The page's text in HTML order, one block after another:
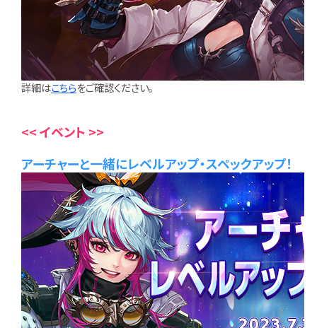
詳細はこちらをご確認ください。
<< イベント >>
アーチャーと一緒にレベルアップ・スペックアップ！